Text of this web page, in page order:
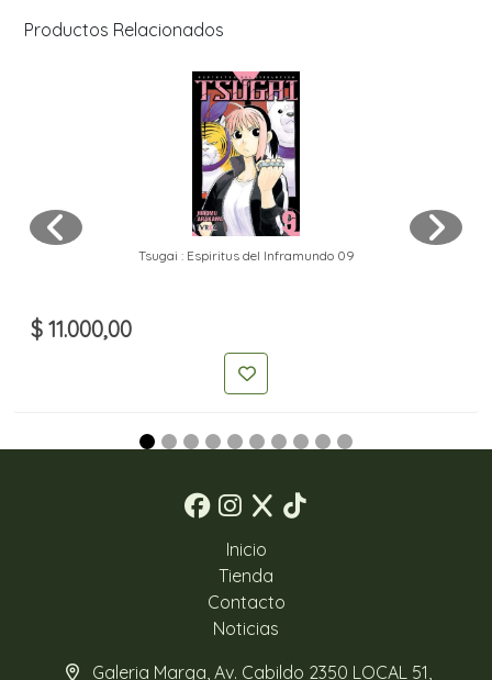
Productos Relacionados
Tsugai : Espiritus del Inframundo 09
$ 11.000,00
Inicio
Tienda
Contacto
Noticias
Galeria Marga, Av. Cabildo 2350 LOCAL 51,